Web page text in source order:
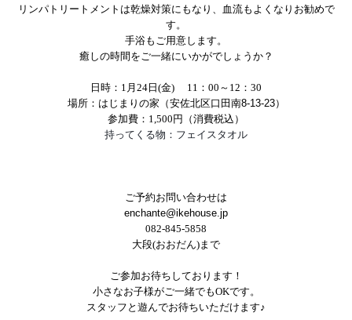
リンパトリートメントは乾燥対策にもなり、血流もよくなりお勧めで
す。
手浴もご用意します。
癒しの時間をご一緒にいかがでしょうか？
日時： 1 月24日(金) 11 ： 00 ～ 12 ： 30
場所：はじまりの家（安佐北区口田南8-13-23）
参加費： 1,500円（消費税込）
持ってくる物：フェイスタオル
ご予約お問い合わせは
enchante@ikehouse.jp
082-845-5858
大段(おおだん) まで
ご参加お待ちしております！
小さなお子様がご一緒でもOKです。
スタッフと遊んでお待ちいただけます♪